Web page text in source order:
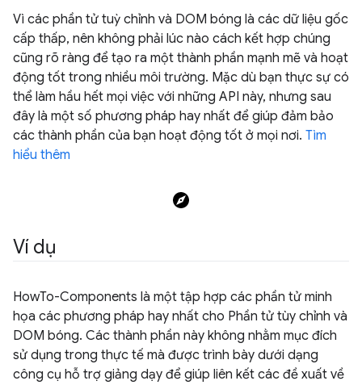
Vì các phần tử tuỳ chỉnh và DOM bóng là các dữ liệu gốc
cấp thấp, nên không phải lúc nào cách kết hợp chúng
cũng rõ ràng để tạo ra một thành phần mạnh mẽ và hoạt
động tốt trong nhiều môi trường. Mặc dù bạn thực sự có
thể làm hầu hết mọi việc với những API này, nhưng sau
đây là một số phương pháp hay nhất để giúp đảm bảo
các thành phần của bạn hoạt động tốt ở mọi nơi. Tìm
hiểu thêm
Ví dụ
HowTo-Components là một tập hợp các phần tử minh
họa các phương pháp hay nhất cho Phần tử tùy chỉnh và
DOM bóng. Các thành phần này không nhằm mục đích
sử dụng trong thực tế mà được trình bày dưới dạng
công cụ hỗ trợ giảng dạy để giúp liên kết các đề xuất về